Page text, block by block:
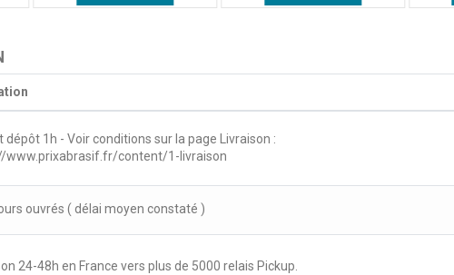
dépôt 1h - Voir conditions sur la page Livraison :
www.prixabrasif.fr/content/1-livraison
ouvrés ( délai moyen constaté )
24-48h en France vers plus de 5000 relais Pickup.